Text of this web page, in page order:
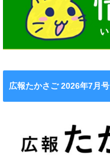
広報たかさご 2026年7月号